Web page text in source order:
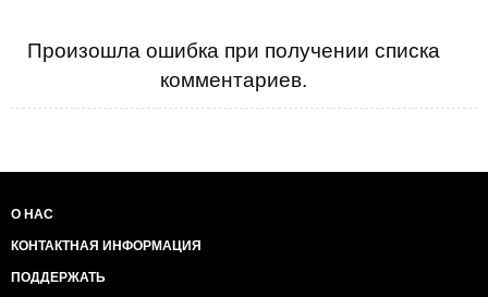
Произошла ошибка при получении списка
комментариев.
О НАС
КОНТАКТНАЯ ИНФОРМАЦИЯ
ПОДДЕРЖАТЬ